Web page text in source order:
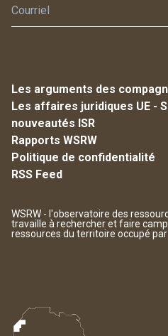
Les arguments des
Les affaires juridiques UE -
nouveautés ISR
Rapports WSRW
Politique de confidentialité
RSS Feed
WSRW - l'observatoire des
travaille à rechercher et faire
ressources du territoire occupé par